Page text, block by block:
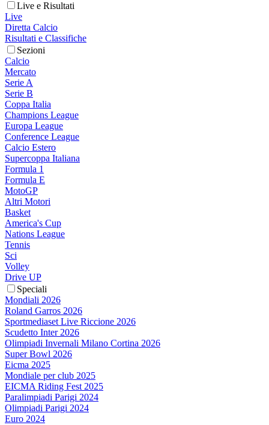
Live e Risultati
Live
Diretta Calcio
Risultati e Classifiche
Sezioni
Calcio
Mercato
Serie A
Serie B
Coppa Italia
Champions League
Europa League
Conference League
Calcio Estero
Supercoppa Italiana
Formula 1
Formula E
MotoGP
Altri Motori
Basket
America's Cup
Nations League
Tennis
Sci
Volley
Drive UP
Speciali
Mondiali 2026
Roland Garros 2026
Sportmediaset Live Riccione 2026
Scudetto Inter 2026
Olimpiadi Invernali Milano Cortina 2026
Super Bowl 2026
Eicma 2025
Mondiale per club 2025
EICMA Riding Fest 2025
Paralimpiadi Parigi 2024
Olimpiadi Parigi 2024
Euro 2024